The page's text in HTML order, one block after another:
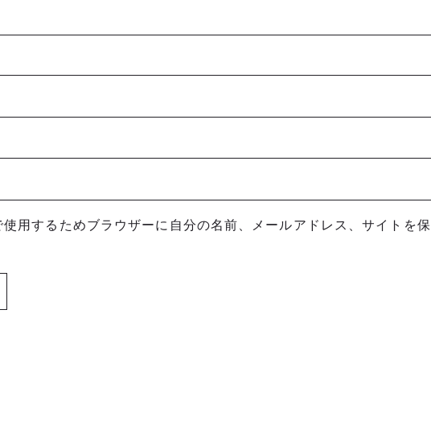
用するためブラウザーに自分の名前、メールアドレス、サイトを保